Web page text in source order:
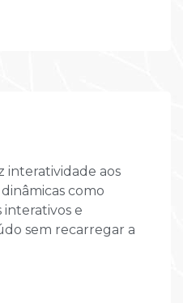
interatividade aos
como
interativos e
sem recarregar a